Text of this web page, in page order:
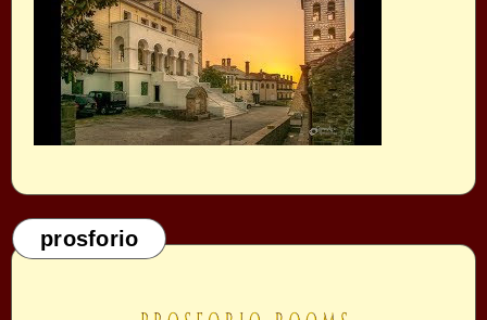
prosforio